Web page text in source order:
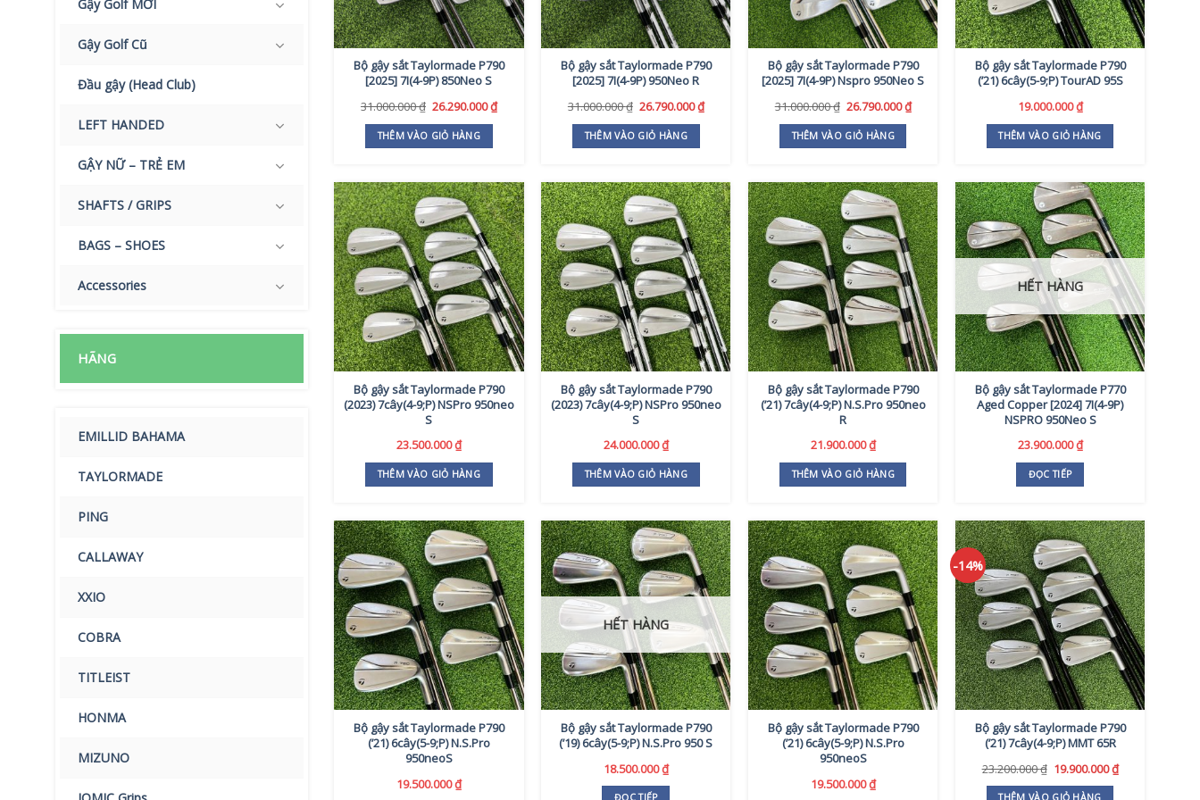
Gậy Golf MỚI
Gậy Golf Cũ
Đầu gậy (Head Club)
LEFT HANDED
GẬY NỮ – TRẺ EM
SHAFTS / GRIPS
BAGS – SHOES
Accessories
HÃNG
EMILLID BAHAMA
TAYLORMADE
PING
CALLAWAY
XXIO
COBRA
TITLEIST
HONMA
MIZUNO
Bộ gậy sắt Taylormade P790
[2025] 7I(4-9P) 850Neo S
31.000.000₫ Giá
là:
31.000.000 ₫.
26.290.000₫Giá
THÊM VÀO GIỎ HÀNG
Bộ gậy sắt Taylormade P790
[2025] 7I(4-9P) 950Neo R
31.000.000₫ Giá
là:
31.000.000 ₫.
26.790.000₫Giá
THÊM VÀO GIỎ HÀNG
Bộ gậy sắt Taylormade P790
[2025] 7I(4-9P) Nspro 950Neo S
31.000.000₫ Giá
là:
31.000.000 ₫.
26.790.000₫Giá
THÊM VÀO GIỎ HÀNG
Bộ gậy sắt Taylormade P790
(’21) 6cây(5-9;P) TourAD 95S
19.000.000₫
THÊM VÀO GIỎ HÀNG
Bộ gậy sắt Taylormade P790
(2023) 7cây(4-9;P) NSPro 950neo
S
23.500.000₫
THÊM VÀO GIỎ HÀNG
Bộ gậy sắt Taylormade P790
(2023) 7cây(4-9;P) NSPro 950neo
S
24.000.000₫
THÊM VÀO GIỎ HÀNG
Bộ gậy sắt Taylormade P790
(’21) 7cây(4-9;P) N.S.Pro 950neo
R
21.900.000₫
THÊM VÀO GIỎ HÀNG
HẾT HÀNG
Bộ gậy sắt Taylormade P770
Aged Copper [2024] 7I(4-9P)
NSPRO 950Neo S
23.900.000₫
ĐỌC TIẾP
Bộ gậy sắt Taylormade P790
(’21) 6cây(5-9;P) N.S.Pro
950neoS
19.500.000₫
HẾT HÀNG
Bộ gậy sắt Taylormade P790
(’19) 6cây(5-9;P) N.S.Pro 950 S
18.500.000₫
ĐỌC TIẾP
Bộ gậy sắt Taylormade P790
(’21) 6cây(5-9;P) N.S.Pro
950neoS
19.500.000₫
-14%
Bộ gậy sắt Taylormade P790
(’21) 7cây(4-9;P) MMT 65R
23.200.000₫ Giá
là:
19.900.000₫Giá
THÊM VÀO GIỎ HÀNG